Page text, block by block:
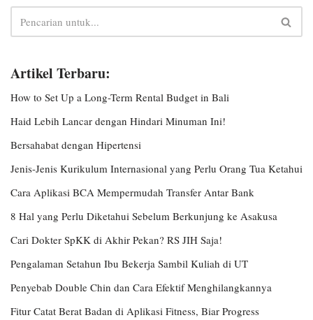
Artikel Terbaru:
How to Set Up a Long-Term Rental Budget in Bali
Haid Lebih Lancar dengan Hindari Minuman Ini!
Bersahabat dengan Hipertensi
Jenis-Jenis Kurikulum Internasional yang Perlu Orang Tua Ketahui
Cara Aplikasi BCA Mempermudah Transfer Antar Bank
8 Hal yang Perlu Diketahui Sebelum Berkunjung ke Asakusa
Cari Dokter SpKK di Akhir Pekan? RS JIH Saja!
Pengalaman Setahun Ibu Bekerja Sambil Kuliah di UT
Penyebab Double Chin dan Cara Efektif Menghilangkannya
Fitur Catat Berat Badan di Aplikasi Fitness, Biar Progress